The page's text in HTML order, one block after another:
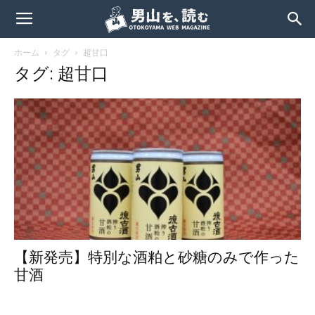
ホーム タグ 超甘口
タグ: 超甘口
【新発売】特別な酒粕と砂糖のみで作った
甘酒